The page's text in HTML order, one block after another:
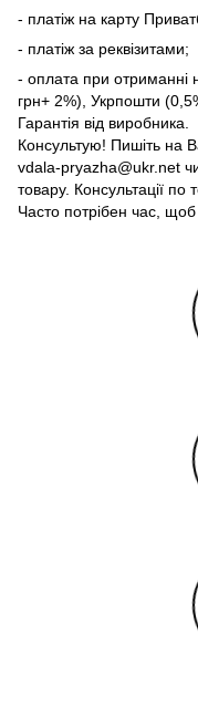
- платіж на карту
- платіж за реквізитами;
- оплата при отриманні
грн+ 2%), Укрпошти
Гарантія від виробника.
Консультую! Пишіть на
vdala-pryazha@ukr.net
товару. Консультації
Часто потрібен час, щоб